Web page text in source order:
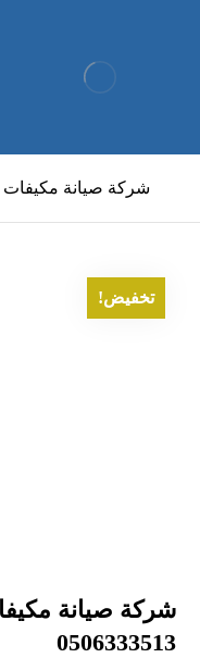
شركة صيانة مكيفات حي
تخفيض!
شركة صيانة
0506333513